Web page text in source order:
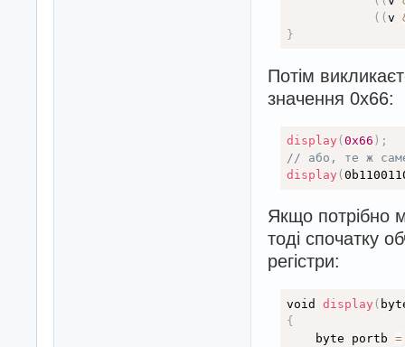
( (v
}
Потім
значення 0x66:
display ( 0x66 ) ;
// або, те ж
display (
Якщо потрібно
тоді спочатку
регістри:
void display (
{
    byte portb
=